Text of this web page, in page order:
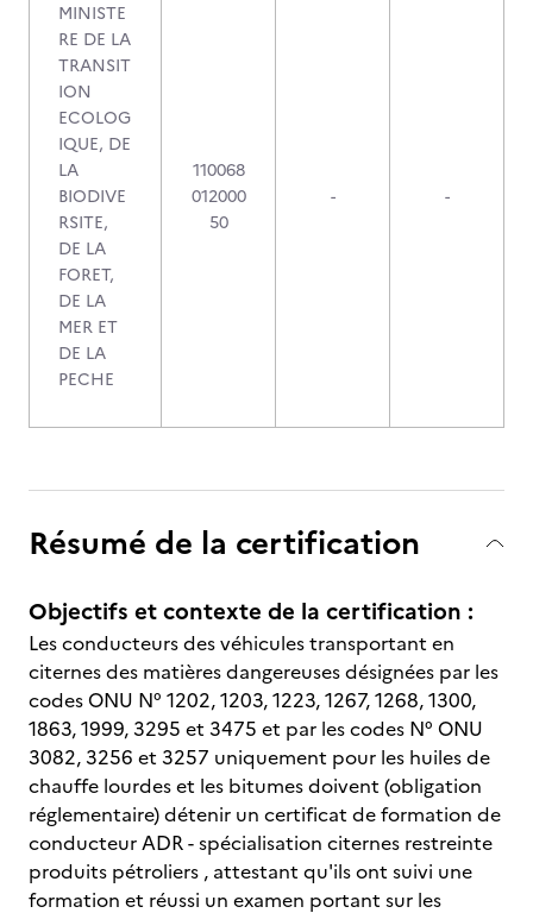
MINISTE
RE DE LA
TRANSIT
ION
ECOLOG
IQUE, DE
LA
BIODIVE
RSITE,
DE LA
FORET,
DE LA
MER ET
DE LA
PECHE
110068
012000
50
- -
Résumé de la certification
Objectifs et contexte de la certification :
Les conducteurs des véhicules transportant en
citernes des matières dangereuses désignées par les
codes ONU N° 1202, 1203, 1223, 1267, 1268, 1300,
1863, 1999, 3295 et 3475 et par les codes N° ONU
3082, 3256 et 3257 uniquement pour les huiles de
chauffe lourdes et les bitumes doivent (obligation
réglementaire) détenir un certificat de formation de
conducteur ADR - spécialisation citernes restreinte
produits pétroliers , attestant qu'ils ont suivi une
formation et réussi un examen portant sur les